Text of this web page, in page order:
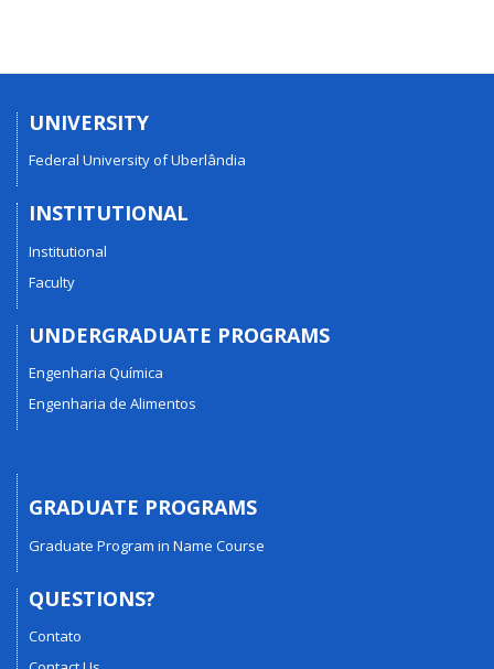
UNIVERSITY
Federal University of Uberlândia
INSTITUTIONAL
Institutional
Faculty
UNDERGRADUATE PROGRAMS
Engenharia Química
Engenharia de Alimentos
GRADUATE PROGRAMS
Graduate Program in Name Course
QUESTIONS?
Contato